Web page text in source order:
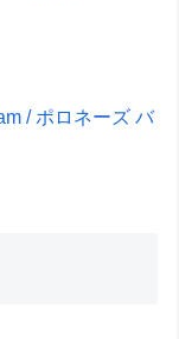
/ ポロネーズ バ